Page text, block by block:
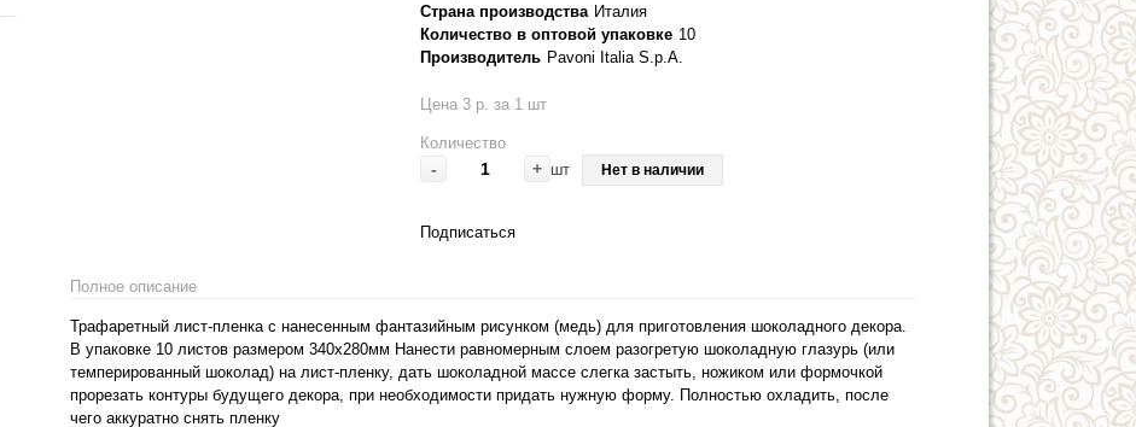
Страна производства Италия
Количество в оптовой упаковке 10
Производитель Pavoni Italia S.p.A.
Цена 3 р. за 1 шт
Количество
- + шт Нет в наличии
Подписаться
Полное описание
Трафаретный лист-пленка с нанесенным фантазийным рисунком (медь) для приготовления шоколадного декора.
В упаковке 10 листов размером 340х280мм Нанести равномерным слоем разогретую шоколадную глазурь (или
темперированный шоколад) на лист-пленку, дать шоколадной массе слегка застыть, ножиком или формочкой
прорезать контуры будущего декора, при необходимости придать нужную форму. Полностью охладить, после
чего аккуратно снять пленку